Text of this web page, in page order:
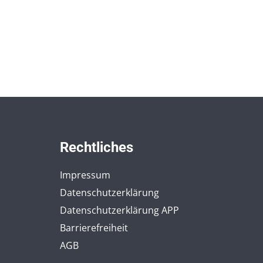
Rechtliches
Impressum
Datenschutzerklärung
Datenschutzerklärung APP
Barrierefreiheit
AGB